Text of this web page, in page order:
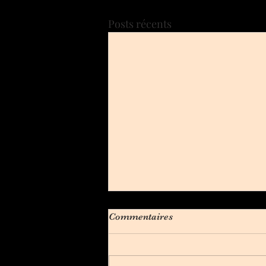
Posts récents
Commentaires